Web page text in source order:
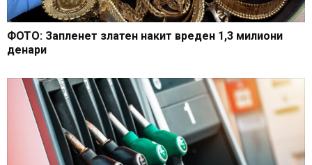
ФОТО: Запленет златен накит вреден 1,3 милиони
денари